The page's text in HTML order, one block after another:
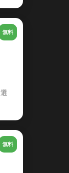
無料
無料